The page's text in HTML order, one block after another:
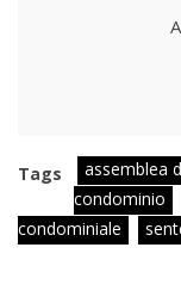
Tags
assemblea
condominio
condominiale